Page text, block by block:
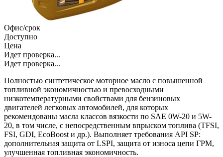
Офис/срок
Доступно
Цена
Идет проверка...
Идет проверка...
Полностью синтетическое моторное масло с повышенной
топливной экономичностью и превосходными
низкотемпературными свойствами для бензиновых
двигателей легковых автомобилей, для которых
рекомендованы масла классов вязкости по SAE 0W-20 и 5W-
20, в том числе, с непосредственным впрыском топлива (TFSI,
FSI, GDI, EcoBoost и др.). Выполняет требования API SP:
дополнительная защита от LSPI, защита от износа цепи ГРМ,
улучшенная топливная экономичность.